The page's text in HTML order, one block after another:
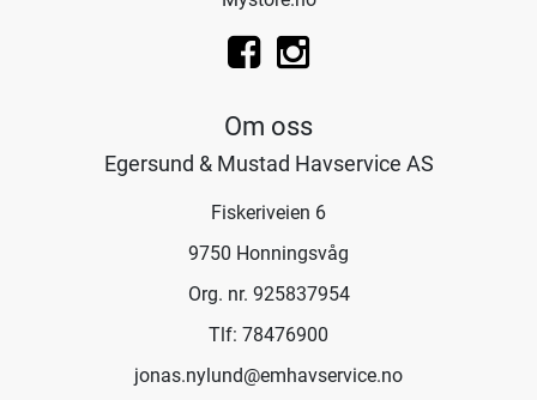
Om oss
Egersund & Mustad Havservice AS
Fiskeriveien 6
9750 Honningsvåg
Org. nr. 925837954
Tlf: 78476900
jonas.nylund@emhavservice.no